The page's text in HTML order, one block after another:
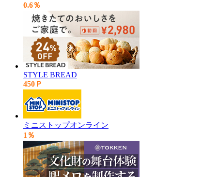
0.6％
STYLE BREAD
450Ｐ
ミニストップオンライン
1％